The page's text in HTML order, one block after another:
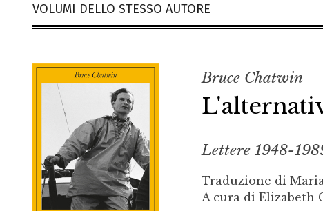
VOLUMI DELLO STESSO AUTORE
Bruce Chatwin
Lettere 1948-
Traduzione di
A cura di Elizabeth